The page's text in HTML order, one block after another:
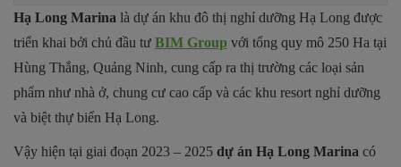
Hạ Long Marina là dự án khu đô thị nghỉ dưỡng Hạ Long được
triển khai bởi chủ đầu tư BIM Group với tổng quy mô 250 Ha tại
Hùng Thắng, Quảng Ninh, cung cấp ra thị trường các loại sản
phẩm như nhà ở, chung cư cao cấp và các khu resort nghỉ dưỡng
và biệt thự biển Hạ Long.
Vậy hiện tại giai đoạn 2023 – 2025 dự án Hạ Long Marina có